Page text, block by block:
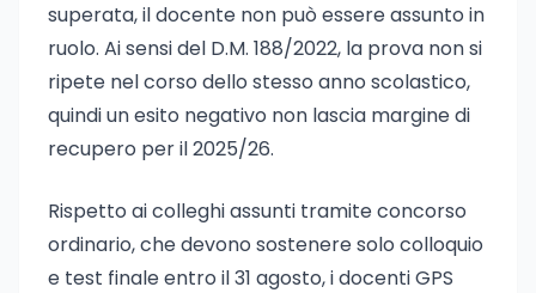
superata, il docente non può essere assunto in
ruolo. Ai sensi del D.M. 188/2022, la prova non si
ripete nel corso dello stesso anno scolastico,
quindi un esito negativo non lascia margine di
recupero per il 2025/26.
Rispetto ai colleghi assunti tramite concorso
ordinario, che devono sostenere solo colloquio
e test finale entro il 31 agosto, i docenti GPS